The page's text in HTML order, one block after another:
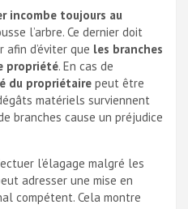
incombe toujours au
l’arbre. Ce dernier doit
d’éviter que les branches
propriété. En cas de
du propriétaire peut être
matériels surviennent
branches cause un préjudice
l’élagage malgré les
adresser une mise en
compétent. Cela montre